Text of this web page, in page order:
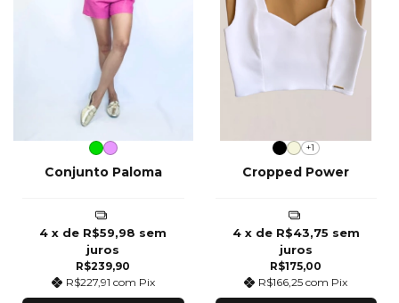
Conjunto Paloma
R$239,90
R$227,91 com Pix
4 x de R$59,98 sem
juros
+1
Cropped Power
R$175,00
R$166,25com Pix
4 x de R$43,75 sem
juros